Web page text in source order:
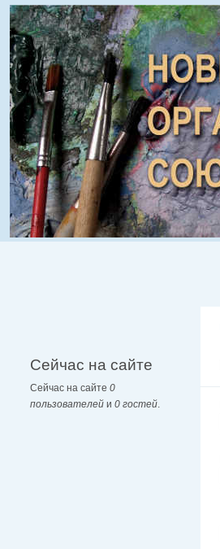
Сейчас на сайте
Сейчас на сайте 0
пользователей и 0 гостей.